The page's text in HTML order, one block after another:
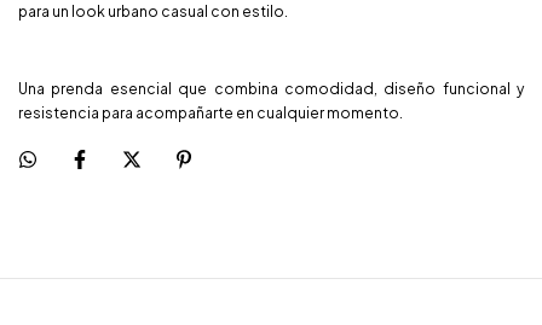
para un look urbano casual con estilo.
Una prenda esencial que combina comodidad, diseño funcional y
resistencia para acompañarte en cualquier momento.